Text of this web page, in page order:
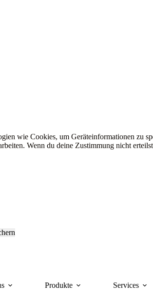
wie Cookies, um Geräteinformationen zu
Wenn du deine Zustimmung nicht
Produkte Services